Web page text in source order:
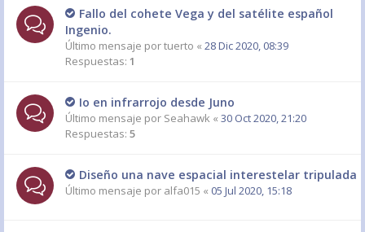
Fallo del cohete Vega y del satélite español
Ingenio.
Último mensaje portuerto « 28 Dic 2020, 08:39
Respuestas: 1
Io en infrarrojo desde Juno
Último mensaje por Seahawk « 30 Oct 2020, 21:20
Respuestas: 5
Diseño una nave espacial interestelar tripulada
Último mensaje por alfa015 « 05 Jul 2020, 15:18